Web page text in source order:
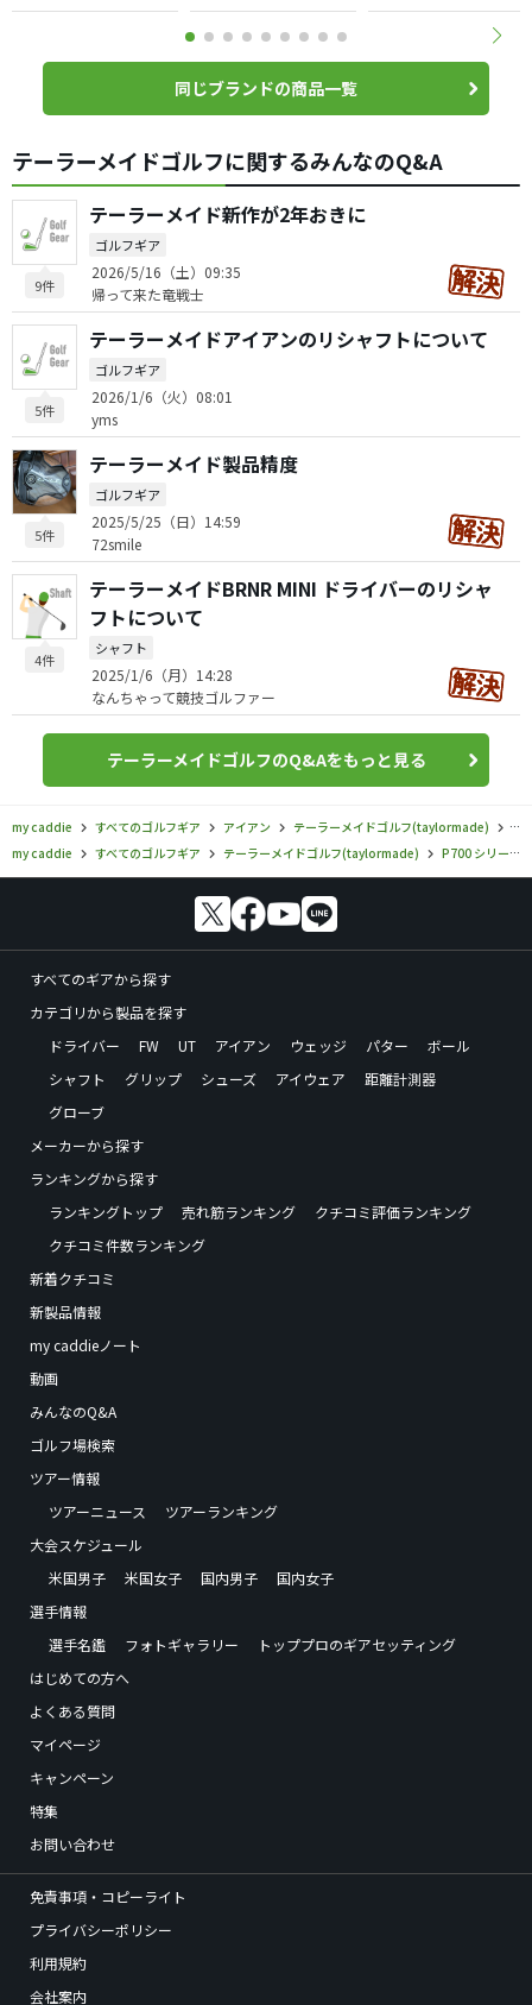
同じブランドの商品一覧
テーラーメイドゴルフに関するみんなのQ&A
9件
テーラーメイド新作が2年おきに
ゴルフギア
2026/5/16（土）09:35
帰って来た竜戦士
5件
テーラーメイドアイアンのリシャフトについて
ゴルフギア
2026/1/6（火）08:01
yms
5件
テーラーメイド製品精度
ゴルフギア
2025/5/25（日）14:59
72smile
4件
テーラーメイドBRNR MINI ドライバーのリシャ
フトについて
シャフト
2025/1/6（月）14:28
なんちゃって競技ゴルファー
テーラーメイドゴルフのQ&Aをもっと見る
my caddie すべてのゴルフギア アイアン テーラーメイドゴルフ(taylormade)
my caddie
すべてのゴルフギア テーラーメイドゴルフ(taylormade) P700 シリーズ
すべてのギアから探す
カテゴリから製品を探す
ドライバー
FW UT アイアン ウェッジ パター
ボール
シャフト
グリップ シューズ アイウェア
距離計測器
グローブ
メーカーから探す
ランキングから探す
ランキングトップ
売れ筋ランキング
クチコミ評価ランキング
クチコミ件数ランキング
新着クチコミ
新製品情報
my caddieノート
動画
みんなのQ&A
ゴルフ場検索
ツアー情報
ツアーニュース
ツアーランキング
大会スケジュール
米国男子
米国女子 国内男子
国内女子
選手情報
選手名鑑
フォトギャラリー
トッププロのギアセッティング
はじめての方へ
よくある質問
マイページ
キャンペーン
特集
お問い合わせ
免責事項・コピーライト
プライバシーポリシー
利用規約
会社案内